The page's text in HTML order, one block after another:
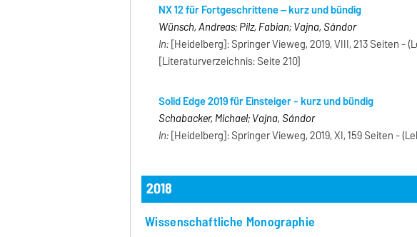
NX 12 für Fortgeschrittene ‒ kurz und bündig
Wünsch, Andreas; Pilz, Fabian; Vajna, Sándor
In:[Heidelberg]: Springer Vieweg, 2019, VIII, 213 Seiten -
[Literaturverzeichnis: Seite 210]
Solid Edge 2019 für Einsteiger - kurz und bündig
Schabacker, Michael; Vajna, Sándor
In:[Heidelberg]: Springer Vieweg, 2019, XI, 159 Seiten -
2018
Wissenschaftliche Monographie